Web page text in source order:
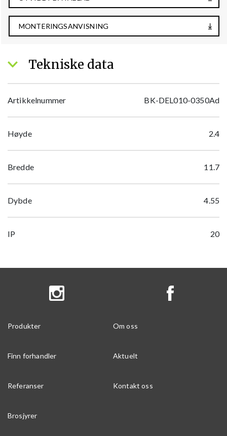
MONTERINGSANVISNING
Tekniske data
Artikkelnummer BK-DEL010-0350Ad
Høyde 2.4
Bredde 11.7
Dybde 4.55
IP 20
Produkter Om oss
Finn forhandler Aktuelt
Referanser Kontakt oss
Brosjyrer